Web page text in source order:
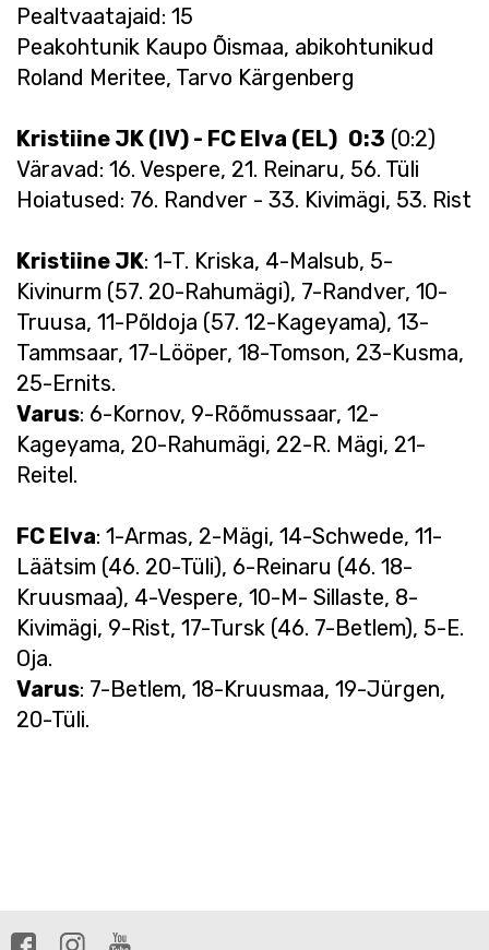
Pealtvaatajaid: 15
Peakohtunik Kaupo Õismaa, abikohtunikud
Roland Meritee, Tarvo Kärgenberg
Kristiine JK (IV) - FC Elva (EL) 0:3 (0:2)
Väravad: 16. Vespere, 21. Reinaru, 56. Tüli
Hoiatused: 76. Randver - 33. Kivimägi, 53. Rist
Kristiine JK: 1-T. Kriska, 4-Malsub, 5-
Kivinurm (57. 20-Rahumägi), 7-Randver, 10-
Truusa, 11-Põldoja (57. 12-Kageyama), 13-
Tammsaar, 17-Lööper, 18-Tomson, 23-Kusma,
25-Ernits.
Varus: 6-Kornov, 9-Rõõmussaar, 12-
Kageyama, 20-Rahumägi, 22-R. Mägi, 21-
Reitel.
FC Elva: 1-Armas, 2-Mägi, 14-Schwede, 11-
Läätsim (46. 20-Tüli), 6-Reinaru (46. 18-
Kruusmaa), 4-Vespere, 10-M- Sillaste, 8-
Kivimägi, 9-Rist, 17-Tursk (46. 7-Betlem), 5-E.
Oja.
Varus: 7-Betlem, 18-Kruusmaa, 19-Jürgen,
20-Tüli.